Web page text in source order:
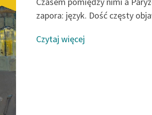
oraz
zapora: język. Dość częsty
Czytaj więcej